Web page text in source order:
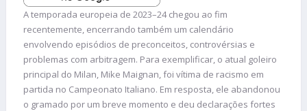
A temporada europeia de 2023–24 chegou ao fim
recentemente, encerrando também um calendário
envolvendo episódios de preconceitos, controvérsias e
problemas com arbitragem. Para exemplificar, o atual goleiro
principal do Milan, Mike Maignan, foi vítima de racismo em
partida no Campeonato Italiano. Em resposta, ele abandonou
o gramado por um breve momento e deu declarações fortes